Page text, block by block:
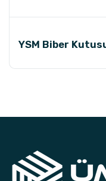
YSM Biber